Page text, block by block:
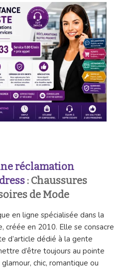
réclamation
: Chaussures
de Mode
en ligne spécialisée dans la
créée en 2010. Elle se consacre
d’article dédié à la gente
d’être toujours au pointe
chic, romantique ou